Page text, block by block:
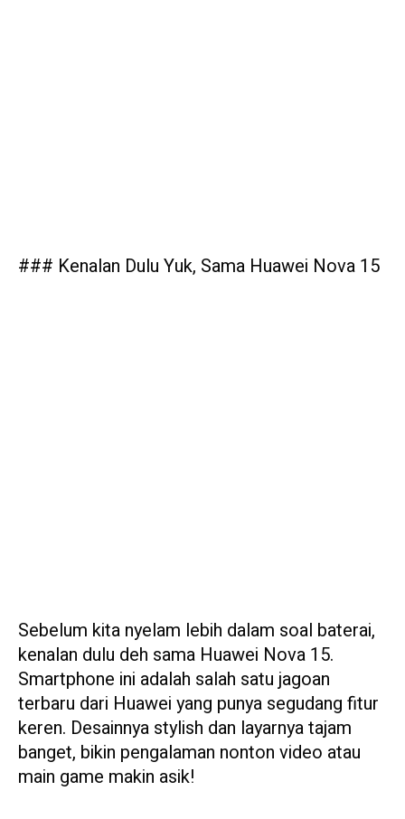
### Kenalan Dulu Yuk, Sama Huawei Nova 15
Sebelum kita nyelam lebih dalam soal baterai,
kenalan dulu deh sama Huawei Nova 15.
Smartphone ini adalah salah satu jagoan
terbaru dari Huawei yang punya segudang fitur
keren. Desainnya stylish dan layarnya tajam
banget, bikin pengalaman nonton video atau
main game makin asik!